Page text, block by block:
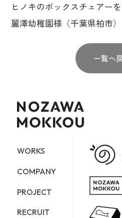
ヒノキのボックスチェアーを
麗澤幼稚園様（千葉県柏市）
一覧へ
WORKS
COMPANY
PROJECT
RECRUIT